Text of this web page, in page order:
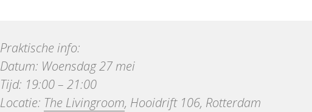
Praktische info:
Datum: Woensdag 27 mei
Tijd: 19:00 – 21:00
Locatie: The Livingroom, Hooidrift 106, Rotterdam